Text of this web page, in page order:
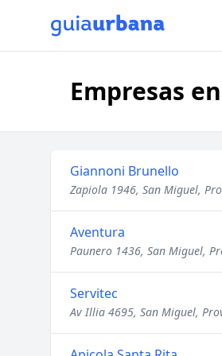
Empresas
Giannoni Brunello
Zapiola 1946, San Miguel,
Aventura
Paunero 1436, San Miguel,
Servitec
Av Illia 4695, San Miguel,